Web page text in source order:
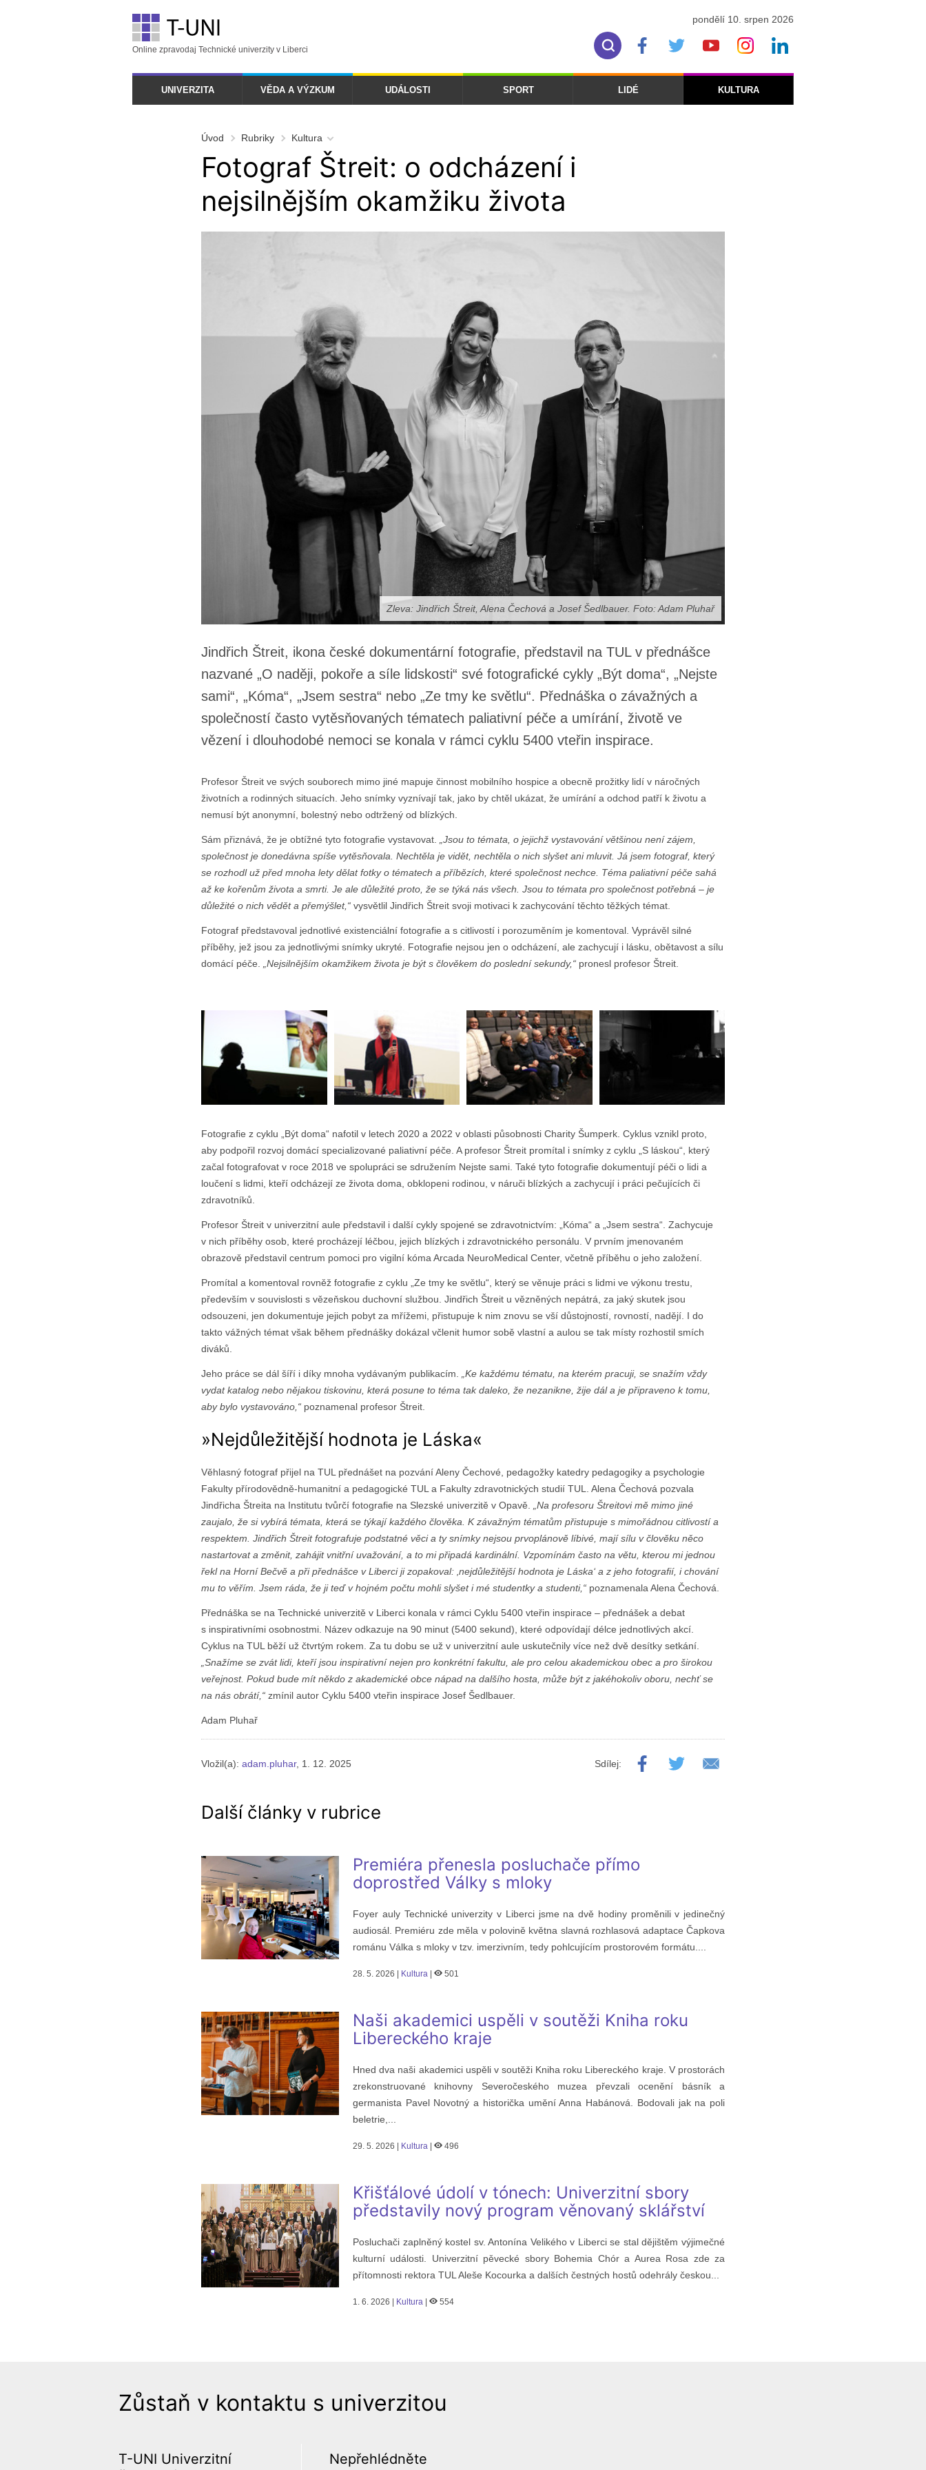
Online zpravodaj Technické univerzity v Liberci
pondělí 10. srpen 2026
UNIVERZITA VĚDA A VÝZKUM UDÁLOSTI SPORT LIDÉ KULTURA
Úvod Rubriky Kultura
Fotograf Štreit: o odcházení i
nejsilnějším okamžiku života
Zleva: Jindřich Štreit, Alena Čechová a Josef Šedlbauer. Foto: Adam Pluhař
Jindřich Štreit, ikona české dokumentární fotografie, představil na TUL v přednášce
nazvané „O naději, pokoře a síle lidskosti“ své fotografické cykly „Být doma“, „Nejste
sami“, „Kóma“, „Jsem sestra“ nebo „Ze tmy ke světlu“. Přednáška o závažných a
společností často vytěsňovaných tématech paliativní péče a umírání, životě ve
vězení i dlouhodobé nemoci se konala v rámci cyklu 5400 vteřin inspirace.
Profesor Štreit ve svých souborech mimo jiné mapuje činnost mobilního hospice a obecně prožitky lidí v náročných
životních a rodinných situacích. Jeho snímky vyznívají tak, jako by chtěl ukázat, že umírání a odchod patří k životu a
nemusí být anonymní, bolestný nebo odtržený od blízkých.
Sám přiznává, že je obtížné tyto fotografie vystavovat.
„Jsou to témata, o jejichž vystavování většinou není zájem,
společnost je donedávna spíše vytěsňovala. Nechtěla je vidět, nechtěla o nich slyšet ani mluvit. Já jsem fotograf, který
se rozhodl už před mnoha lety dělat fotky o tématech a příbězích, které společnost nechce. Téma paliativní péče sahá
až ke kořenům života a smrti. Je ale důležité proto, že se týká nás všech. Jsou to témata pro společnost potřebná – je
důležité o nich vědět a přemýšlet,“ vysvětlil Jindřich Štreit svoji motivaci k zachycování těchto těžkých témat.
Fotograf představoval jednotlivé existenciální fotografie a s citlivostí i porozuměním je komentoval. Vyprávěl silné
příběhy, jež jsou za jednotlivými snímky ukryté. Fotografie nejsou jen o odcházení, ale zachycují i lásku, obětavost a sílu
domácí péče.
„Nejsilnějším okamžikem života je být s člověkem do poslední sekundy,“ pronesl profesor Štreit.
Fotografie z cyklu „Být doma“ nafotil v letech 2020 a 2022 v oblasti působnosti Charity Šumperk. Cyklus vznikl proto,
aby podpořil rozvoj domácí specializované paliativní péče. A profesor Štreit promítal i snímky z cyklu „S láskou“, který
začal fotografovat v roce 2018 ve spolupráci se sdružením Nejste sami. Také tyto fotografie dokumentují péči o lidi a
loučení s lidmi, kteří odcházejí ze života doma, obklopeni rodinou, v náruči blízkých a zachycují i práci pečujících či
zdravotníků.
Profesor Štreit v univerzitní aule představil i další cykly spojené se zdravotnictvím: „Kóma“ a „Jsem sestra“. Zachycuje
v nich příběhy osob, které procházejí léčbou, jejich blízkých i zdravotnického personálu. V prvním jmenovaném
obrazově představil centrum pomoci pro vigilní kóma Arcada NeuroMedical Center, včetně příběhu o jeho založení.
Promítal a komentoval rovněž fotografie z cyklu „Ze tmy ke světlu“, který se věnuje práci s lidmi ve výkonu trestu,
především v souvislosti s vězeňskou duchovní službou. Jindřich Štreit u vězněných nepátrá, za jaký skutek jsou
odsouzeni, jen dokumentuje jejich pobyt za mřížemi, přistupuje k nim znovu se vší důstojností, rovností, nadějí. I do
takto vážných témat však během přednášky dokázal včlenit humor sobě vlastní a aulou se tak místy rozhostil smích
diváků.
Jeho práce se dál šíří i díky mnoha vydávaným publikacím.
„Ke každému tématu, na kterém pracuji, se snažím vždy
vydat katalog nebo nějakou tiskovinu, která posune to téma tak daleko, že nezanikne, žije dál a je připraveno k tomu,
aby bylo vystavováno,“ poznamenal profesor Štreit.
»Nejdůležitější hodnota je Láska«
Věhlasný fotograf přijel na TUL přednášet na pozvání Aleny Čechové, pedagožky katedry pedagogiky a psychologie
Fakulty přírodovědně-humanitní a pedagogické TUL a Fakulty zdravotnických studií TUL. Alena Čechová pozvala
Jindřicha Štreita na Institutu tvůrčí fotografie na Slezské univerzitě v Opavě.
„Na profesoru Štreitovi mě mimo jiné
zaujalo, že si vybírá témata, která se týkají každého člověka. K závažným tématům přistupuje s mimořádnou citlivostí a
respektem. Jindřich Štreit fotografuje podstatné věci a ty snímky nejsou prvoplánově líbivé, mají sílu v člověku něco
nastartovat a změnit, zahájit vnitřní uvažování, a to mi připadá kardinální. Vzpomínám často na větu, kterou mi jednou
řekl na Horní Bečvě a při přednášce v Liberci ji zopakoval: ‚nejdůležitější hodnota je Láska‘ a z jeho fotografií, i chování
mu to věřím. Jsem ráda, že ji teď v hojném počtu mohli slyšet i mé studentky a studenti,“ poznamenala Alena Čechová.
Přednáška se na Technické univerzitě v Liberci konala v rámci Cyklu 5400 vteřin inspirace – přednášek a debat
s inspirativními osobnostmi. Název odkazuje na 90 minut (5400 sekund), které odpovídají délce jednotlivých akcí.
Cyklus na TUL běží už čtvrtým rokem. Za tu dobu se už v univerzitní aule uskutečnily více než dvě desítky setkání.
„Snažíme se zvát lidi, kteří jsou inspirativní nejen pro konkrétní fakultu, ale pro celou akademickou obec a pro širokou
veřejnost. Pokud bude mít někdo z akademické obce nápad na dalšího hosta, může být z jakéhokoliv oboru, nechť se
na nás obrátí,“ zmínil autor Cyklu 5400 vteřin inspirace Josef Šedlbauer.
Adam Pluhař
Vložil(a): adam.pluhar, 1. 12. 2025 Sdílej:
Další články v rubrice
Premiéra přenesla posluchače přímo
doprostřed Války s mloky
Foyer auly Technické univerzity v Liberci jsme na dvě hodiny proměnili v jedinečný
audiosál. Premiéru zde měla v polovině května slavná rozhlasová adaptace Čapkova
románu Válka s mloky v tzv. imerzivním, tedy pohlcujícím prostorovém formátu....
28. 5. 2026 | Kultura | 501
Naši akademici uspěli v soutěži Kniha roku
Libereckého kraje
Hned dva naši akademici uspěli v soutěži Kniha roku Libereckého kraje. V prostorách
zrekonstruované knihovny Severočeského muzea převzali ocenění básník a
germanista Pavel Novotný a historička umění Anna Habánová. Bodovali jak na poli
beletrie,...
29. 5. 2026 | Kultura | 496
Křišťálové údolí v tónech: Univerzitní sbory
představily nový program věnovaný sklářství
Posluchači zaplněný kostel sv. Antonína Velikého v Liberci se stal dějištěm výjimečné
kulturní události. Univerzitní pěvecké sbory Bohemia Chór a Aurea Rosa zde za
přítomnosti rektora TUL Aleše Kocourka a dalších čestných hostů odehrály českou...
1. 6. 2026 | Kultura | 554
Zůstaň v kontaktu s univerzitou
T-UNI Univerzitní
Nepřehlédněte